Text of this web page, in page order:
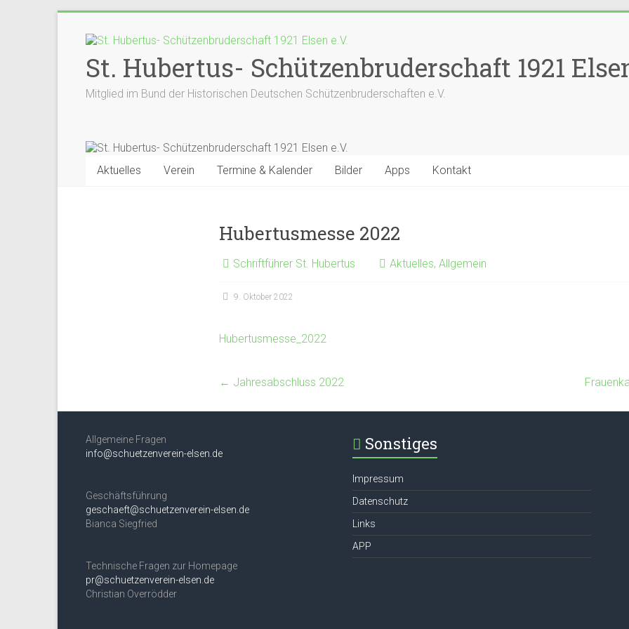
springen
St. Hubertus- Schützenbruderschaft 1921
Mitglied im Bund der Historischen Deutschen Schützenbruderschaften e.V.
Aktuelles Verein Termine & Kalender Bilder Apps Kontakt
Hubertusmesse 2022
Schriftführer St. Hubertus Aktuelles, Allgemein
9. Oktober 2022
Hubertusmesse_2022
← Jahresabschluss 2022
Allgemeine Fragen
info@schuetzenverein-elsen.de
Geschäftsführung
geschaeft@schuetzenverein-elsen.de
Bianca Siegfried
Technische Fragen zur Homepage
pr@schuetzenverein-elsen.de
Christian Overrödder
Sonstiges
Impressum
Datenschutz
Links
APP